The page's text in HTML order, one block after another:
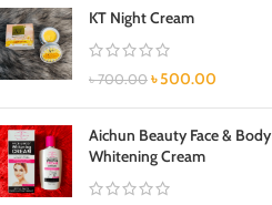
KT Night Cream
৳700.00 ৳500.00
Aichun Beauty Face & Body
Whitening Cream